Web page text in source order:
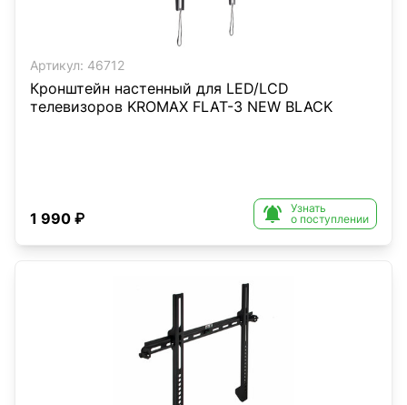
Артикул: 46712
Кронштейн настенный для LED/LCD
телевизоров KROMAX FLAT-3 NEW BLACK
1 990 ₽ 
Узнать
о поступлении